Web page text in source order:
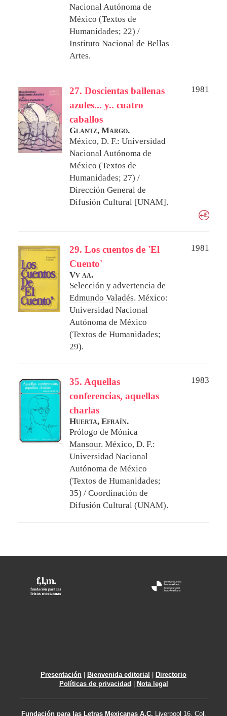
Nacional Autónoma de
México (Textos de
Humanidades; 22) /
Instituto Nacional de Bellas
Artes.
27. Doscientas ballenas
azules... y.. cuatro
caballos
1981
Glantz, Margo.
México, D. F.: Universidad
Nacional Autónoma de
México (Textos de
Humanidades; 27) /
Dirección General de
Difusión Cultural [UNAM].
29. Los cuentos de 'El
Cuento'
1981
Vv aa.
Selección y advertencia de
Edmundo Valadés. México:
Universidad Nacional
Autónoma de México
(Textos de Humanidades;
29).
35. Aquellas
conferencias, aquellas
charlas
1983
Huerta, Efraín.
Prólogo de Mónica
Mansour. México, D. F.:
Universidad Nacional
Autónoma de México
(Textos de Humanidades;
35) / Coordinación de
Difusión Cultural (UNAM).
Presentación Bienvenida editorial
Directorio
Políticas de privacidad
Nota legal
Fundación para las Letras Mexicanas A.C. Liverpool 16, Col.